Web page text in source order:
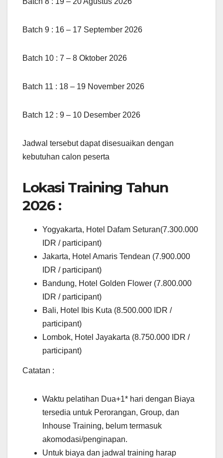
Batch 9 : 16 – 17 September 2026
Batch 10 : 7 – 8 Oktober 2026
Batch 11 : 18 – 19 November 2026
Batch 12 : 9 – 10 Desember 2026
Jadwal tersebut dapat disesuaikan dengan
kebutuhan calon peserta
Lokasi Training Tahun
2026 :
Yogyakarta, Hotel Dafam Seturan(7.300.000
IDR / participant)
Jakarta, Hotel Amaris Tendean (7.900.000
IDR / participant)
Bandung, Hotel Golden Flower (7.800.000
IDR / participant)
Bali, Hotel Ibis Kuta (8.500.000 IDR /
participant)
Lombok, Hotel Jayakarta (8.750.000 IDR /
participant)
Catatan :
Waktu pelatihan Dua+1* hari dengan Biaya
tersedia untuk Perorangan, Group, dan
Inhouse Training, belum termasuk
akomodasi/penginapan.
Untuk biaya dan jadwal training harap